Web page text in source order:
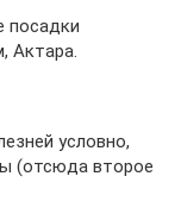
посадки
Актара.
условно,
(отсюда второе